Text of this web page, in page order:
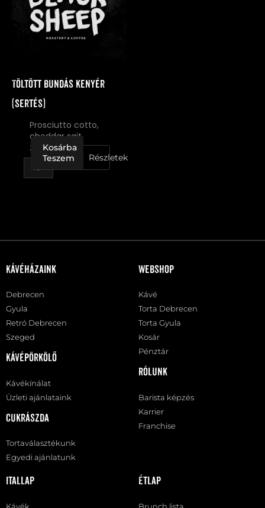
Töltött bundás kenyér
(sertés)
Prosciutto cotto,
cheddar sajt,
zöldségek
Részletek
(sertés)
mennyiség
Kosárba
Teszem
Kávéházaink
Debrecen
Gyula
Retró Debrecen
Szeged
Kávépörkölő
Kávékínálat
Üzleti ajánlataink
Cukrászda
Tortaválasztékunk
Egyedi ajánlatunk
Webshop
Kávé
Torta Debrecen
Torta Gyula
Kosár
Pénztár
Rólunk
Barista képzés
Karrier
Franchise
Itallap Étlap